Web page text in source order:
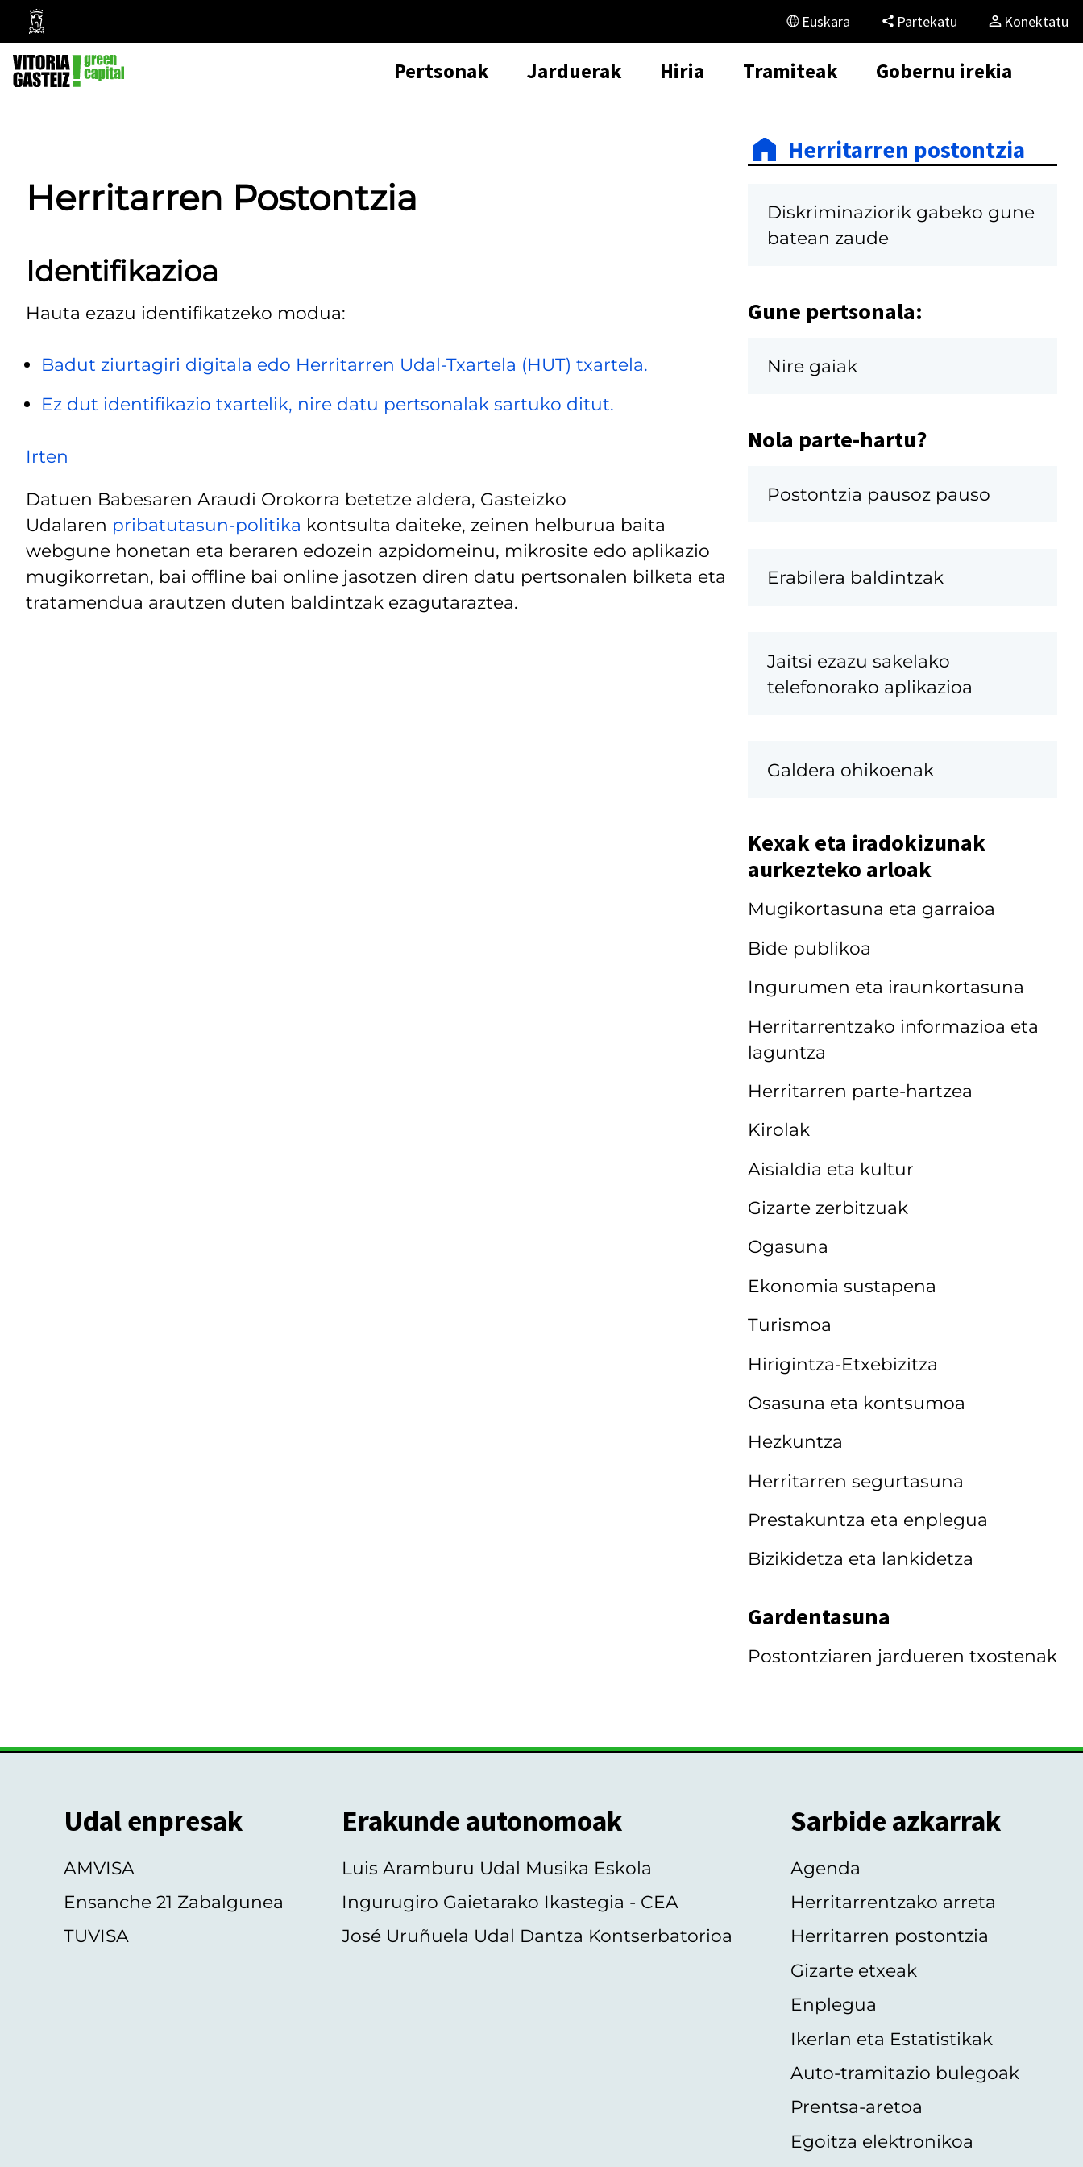
Vitoria-
Gasteizko
Udala
Euskara Partekatu Konektatu
Pertsonak Jarduerak Hiria Tramiteak Gobernu irekia
Herritarren Postontzia
Identifikazioa
Hauta ezazu identifikatzeko modua:
Badut ziurtagiri digitala edo Herritarren Udal-Txartela (HUT) txartela.
Ez dut identifikazio txartelik, nire datu pertsonalak sartuko ditut.
Irten
Datuen Babesaren Araudi Orokorra betetze aldera, Gasteizko
Udalaren pribatutasun-politika kontsulta daiteke, zeinen helburua baita
webgune honetan eta beraren edozein azpidomeinu, mikrosite edo aplikazio
mugikorretan, bai offline bai online jasotzen diren datu pertsonalen bilketa eta
tratamendua arautzen duten baldintzak ezagutaraztea.
Herritarren postontzia
Diskriminaziorik gabeko gune
batean zaude
Gune pertsonala:
Nire gaiak
Nola parte-hartu?
Postontzia pausoz pauso
Erabilera baldintzak
Jaitsi ezazu sakelako
telefonorako aplikazioa
Galdera ohikoenak
Kexak eta iradokizunak
aurkezteko arloak
Mugikortasuna eta garraioa
Bide publikoa
Ingurumen eta iraunkortasuna
Herritarrentzako informazioa eta
laguntza
Herritarren parte-hartzea
Kirolak
Aisialdia eta kultur
Gizarte zerbitzuak
Ogasuna
Ekonomia sustapena
Turismoa
Hirigintza-Etxebizitza
Osasuna eta kontsumoa
Hezkuntza
Herritarren segurtasuna
Prestakuntza eta enplegua
Bizikidetza eta lankidetza
Gardentasuna
Postontziaren jardueren txostenak
Udal enpresak
AMVISA
Ensanche 21 Zabalgunea
TUVISA
Erakunde autonomoak
Luis Aramburu Udal Musika Eskola
Ingurugiro Gaietarako Ikastegia - CEA
José Uruñuela Udal Dantza Kontserbatorioa
Sarbide azkarrak
Agenda
Herritarrentzako arreta
Herritarren postontzia
Gizarte etxeak
Enplegua
Ikerlan eta Estatistikak
Auto-tramitazio bulegoak
Prentsa-aretoa
Egoitza elektronikoa